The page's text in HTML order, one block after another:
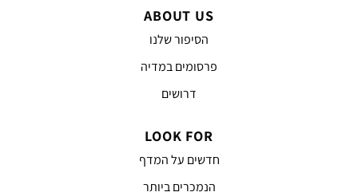
ABOUT US
הסיפור שלנו
פרסומים במדיה
דרושים
LOOK FOR
חדשים על המדף
הנמכרים ביותר